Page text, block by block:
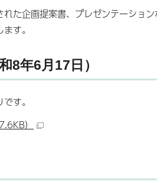
た企画提案書、プレゼンテーショ
す。
8年6月17日）
す。
）